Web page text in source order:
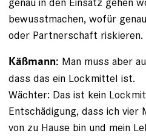
bewusstmachen, wofür
oder Partnerschaft riskieren.
Käßmann: Man muss aber
dass das ein Lockmittel ist.
Wächter: Das ist kein
Entschädigung, dass ich vier
von zu Hause bin und mein